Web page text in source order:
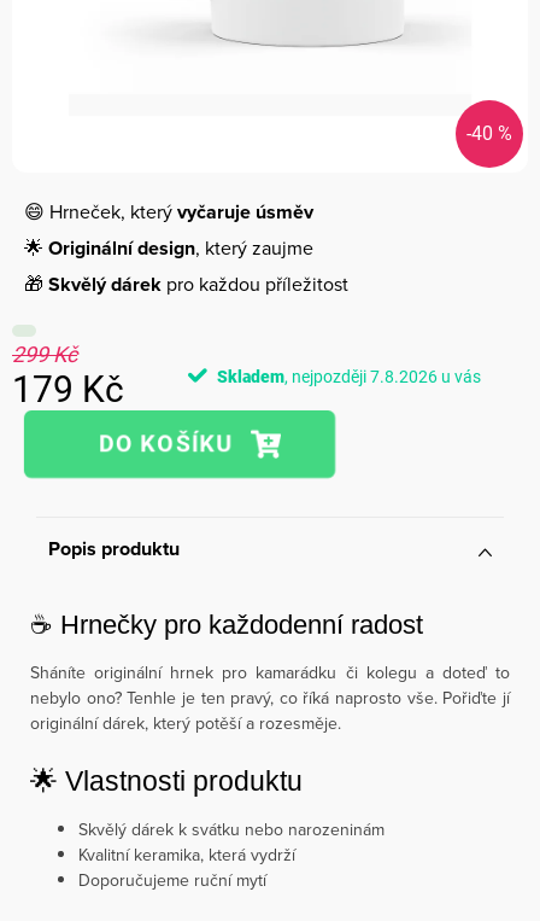
-40 %
😄 Hrneček, kterývyčaruje úsměv
🌟 Originální design, který zaujme
🎁 Skvělý dárek pro každou příležitost
299 Kč
179 Kč
Měrná
Skladem 7.8.2026
Popis produktu
☕ Hrnečky pro každodenní radost
Sháníte originální hrnek pro kamarádku či kolegu a doteď to
nebylo ono? Tenhle je ten pravý, co říká naprosto vše. Pořiďte jí
originální dárek, který potěší a rozesměje.
🌟 Vlastnosti produktu
Skvělý dárek k svátku nebo narozeninám
Kvalitní keramika, která vydrží
Doporučujeme ruční mytí